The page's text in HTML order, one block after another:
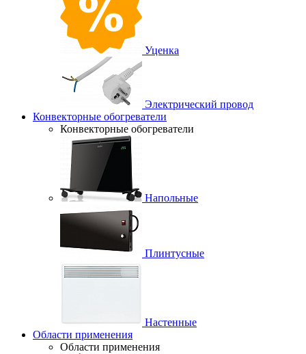
Уценка
Электрический провод
Конвекторные обогреватели
Конвекторные обогреватели
Напольные
Плинтусные
Настенные
Области применения
Области применения